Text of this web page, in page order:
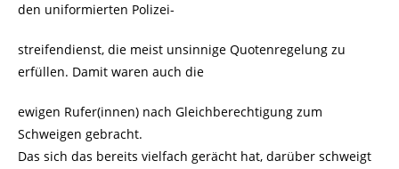
den uniformierten Polizei-
streifendienst, die meist unsinnige Quotenregelung zu
erfüllen. Damit waren auch die
ewigen Rufer(innen) nach Gleichberechtigung zum
Schweigen gebracht.
Das sich das bereits vielfach gerächt hat, darüber schweigt